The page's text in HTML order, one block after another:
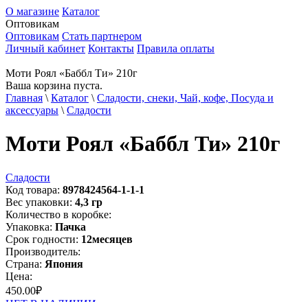
О магазине Каталог
Оптовикам
Оптовикам Стать партнером
Личный кабинет Контакты Правила оплаты
Моти Роял «Баббл Ти» 210г
Ваша корзина пуста.
Главная \ Каталог \ Сладости, снеки, Чай, кофе, Посуда и
аксессуары \ Сладости
Моти Роял «Баббл Ти» 210г
Сладости
Код товара: 8978424564-1-1-1
Вес упаковки: 4,3 гр
Количество в коробке:
Упаковка: Пачка
Срок годности: 12месяцев
Производитель:
Страна: Япония
Цена:
450.00₽